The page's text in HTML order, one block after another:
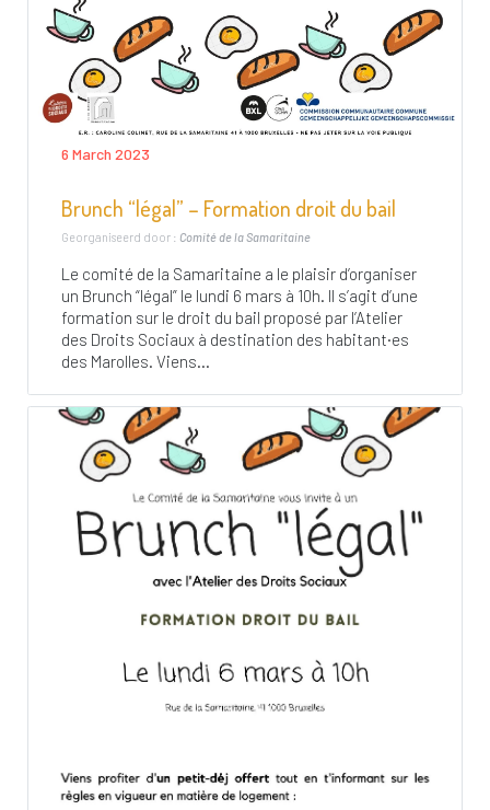
6 March 2023
Brunch “légal” – Formation droit du bail
Georganiseerd door : Comité de la Samaritaine
Le comité de la Samaritaine a le plaisir d’organiser
un Brunch “légal” le lundi 6 mars à 10h. Il s’agit d’une
formation sur le droit du bail proposé par l’Atelier
des Droits Sociaux à destination des habitant·es
des Marolles. Viens...